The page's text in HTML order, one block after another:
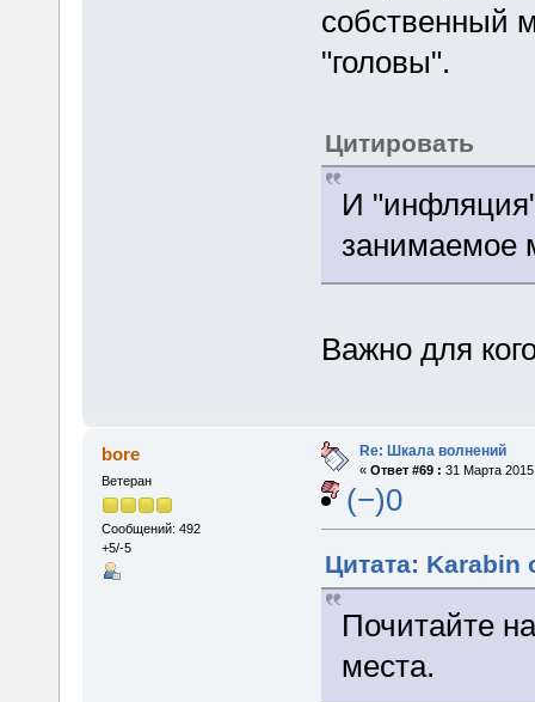
собственный
"головы".
Цитировать
И
занимаемое
Важно для
bore
Ветеран
Сообщений: 492
+5/-5
Re: Шкала волнений
« Ответ #69 : 31 Марта
(−)0
Цитата: Karabin
Почитайте
места.